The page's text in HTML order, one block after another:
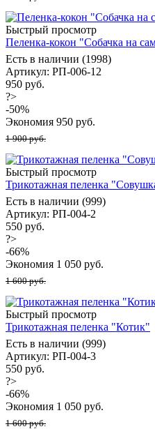
Быстрый просмотр
Пеленка-кокон "Собачка на
Есть в наличии (1998)
Артикул: РП-006-12
950 руб.
?>
-50%
Экономия 950 руб.
1 900 руб.
Быстрый просмотр
Трикотажная пеленка
Есть в наличии (999)
Артикул: РП-004-2
550 руб.
?>
-66%
Экономия 1 050 руб.
1 600 руб.
Быстрый просмотр
Трикотажная пеленка "Котик"
Есть в наличии (999)
Артикул: РП-004-3
550 руб.
?>
-66%
Экономия 1 050 руб.
1 600 руб.